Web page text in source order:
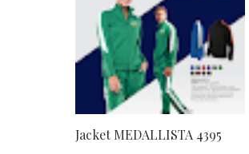
Jacket MEDALLISTA 4395